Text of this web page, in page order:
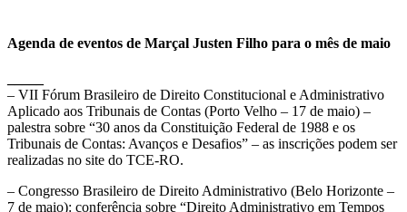
Agenda de eventos de Marçal Justen Filho para o mês de maio
– VII Fórum Brasileiro de Direito Constitucional e Administrativo
Aplicado aos Tribunais de Contas (Porto Velho – 17 de maio) –
palestra sobre “30 anos da Constituição Federal de 1988 e os
Tribunais de Contas: Avanços e Desafios” – as inscrições podem ser
realizadas no site do TCE-RO.
– Congresso Brasileiro de Direito Administrativo (Belo Horizonte –
7 de maio): conferência sobre “Direito Administrativo em Tempos